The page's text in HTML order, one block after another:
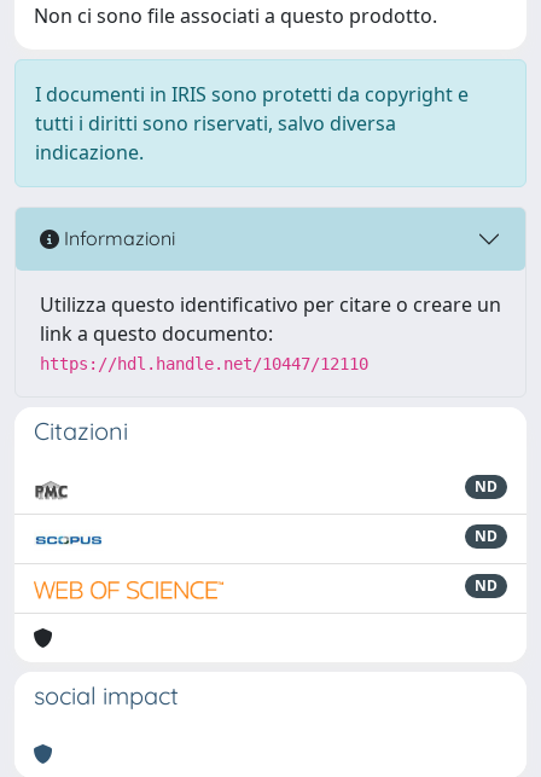
Non ci sono file associati a questo prodotto.
I documenti in IRIS sono protetti da copyright e
tutti i diritti sono riservati, salvo diversa
indicazione.
Informazioni
Utilizza questo identificativo per citare o creare un
link a questo documento:
https://hdl.handle.net/10447/12110
Citazioni
ND
ND
ND
social impact